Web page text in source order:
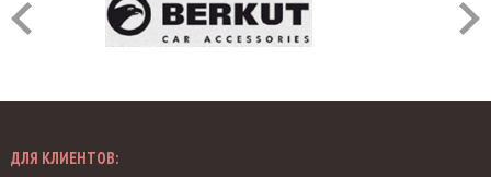
ДЛЯ КЛИЕНТОВ: